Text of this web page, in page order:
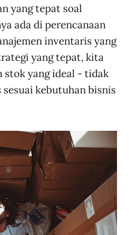
yang tepat soal
ada di perencanaan
inventaris yang
yang tepat, kita
stok yang ideal - tidak
kebutuhan bisnis